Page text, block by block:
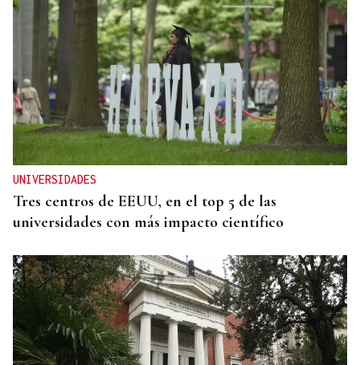
UNIVERSIDADES
Tres centros de EEUU, en el top 5 de las
universidades con más impacto científico